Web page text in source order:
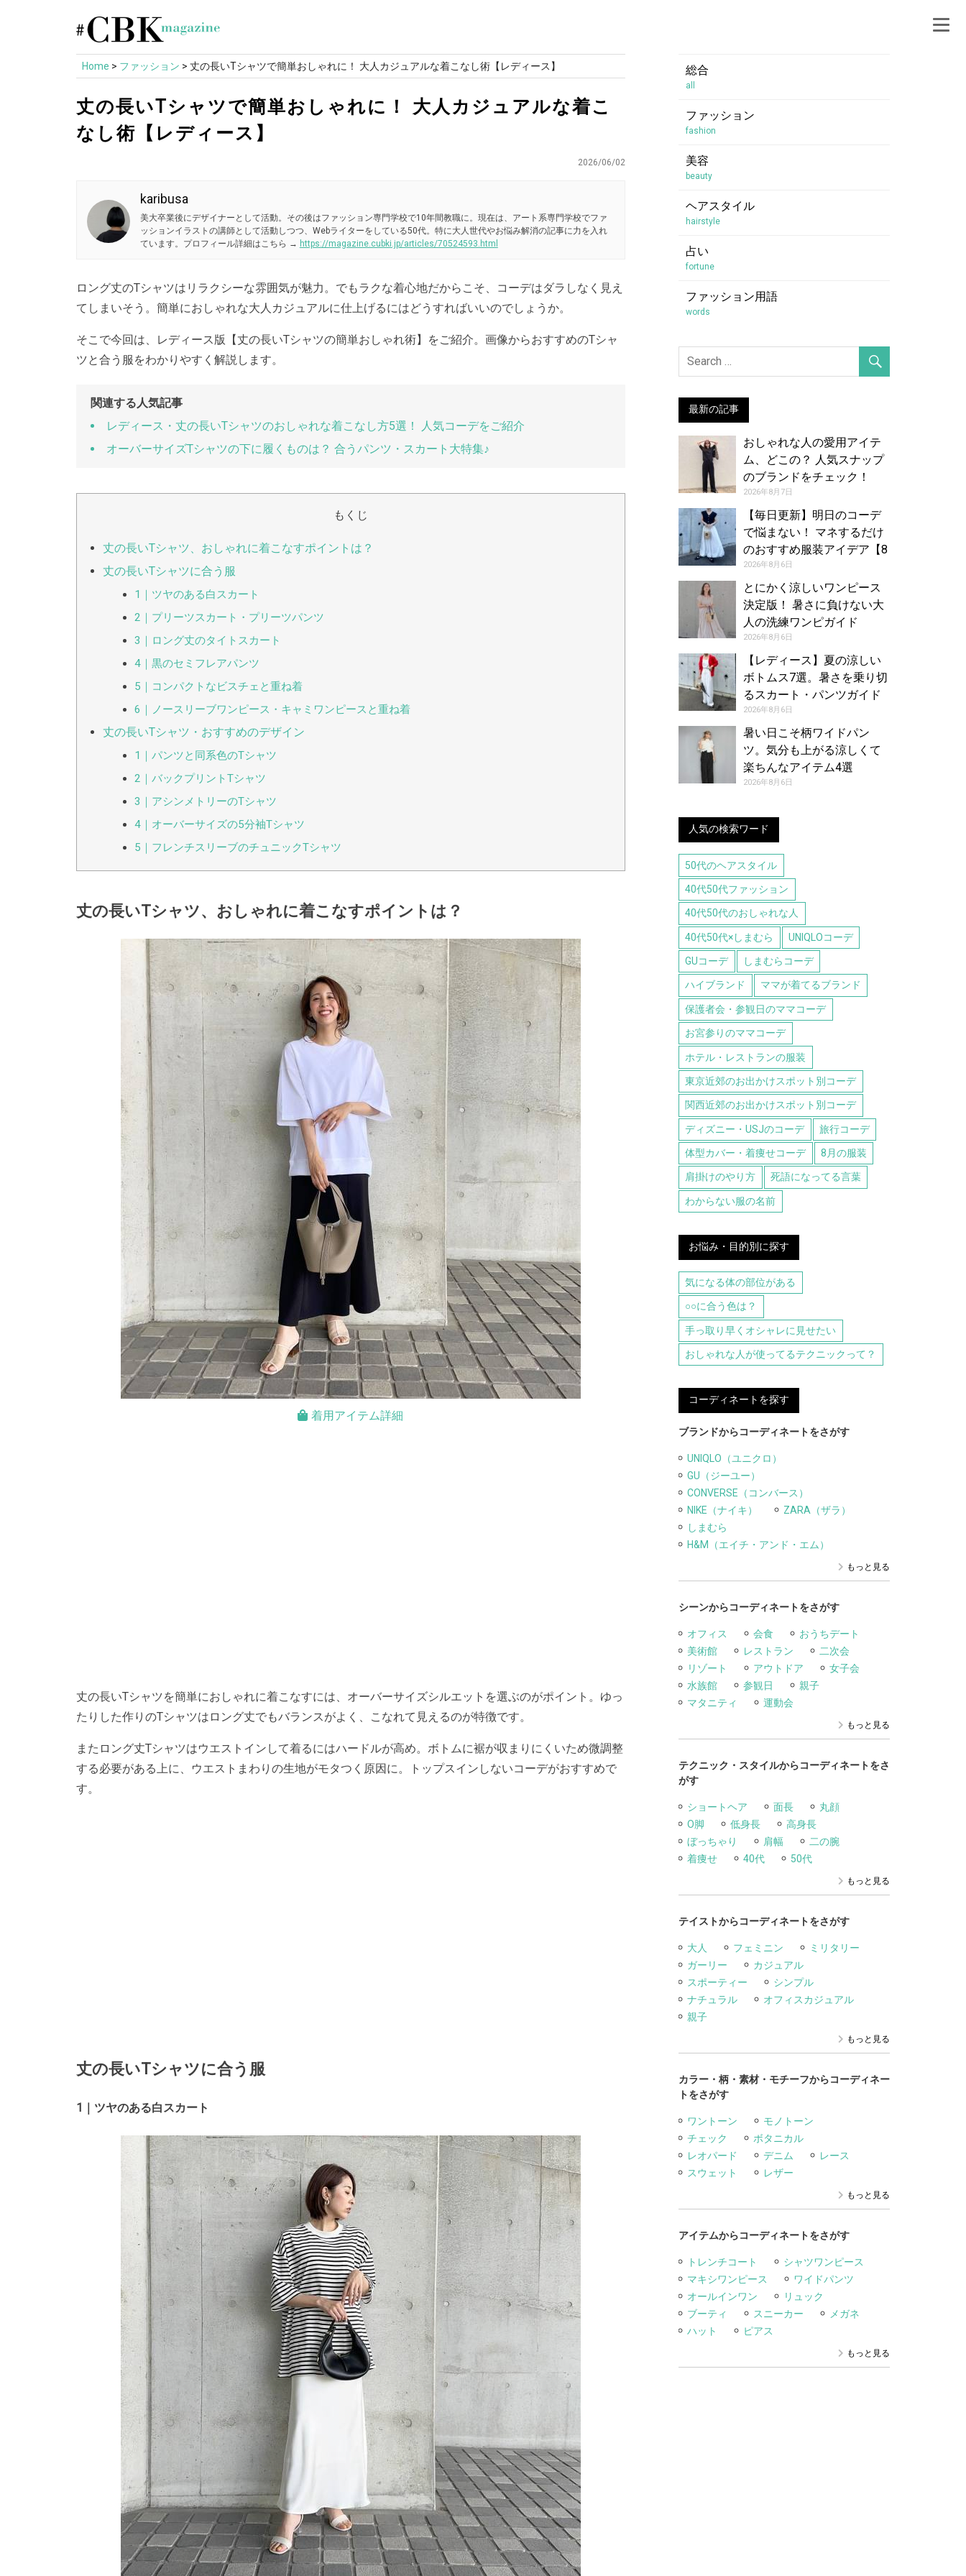
content
Home > ファッション >丈の長いTシャツで簡単おしゃれに！ 大人カジュアルな着こなし術【レディース】
丈の長いTシャツで簡単おしゃれに！ 大人カジュアルな着こ
なし術【レディース】
2026/06/02
karibusa
美大卒業後にデザイナーとして活動。その後はファッション専門学校で10年間教職に。現在は、アート系専門学校でファ
ッションイラストの講師として活動しつつ、Webライターをしている50代。特に大人世代やお悩み解消の記事に力を入れ
ています。プロフィール詳細はこちら → https://magazine.cubki.jp/articles/70524593.html
ロング丈のTシャツはリラクシーな雰囲気が魅力。でもラクな着心地だからこそ、コーデはダラしなく見え
てしまいそう。簡単におしゃれな大人カジュアルに仕上げるにはどうすればいいのでしょうか。
そこで今回は、レディース版【丈の長いTシャツの簡単おしゃれ術】をご紹介。画像からおすすめのTシャ
ツと合う服をわかりやすく解説します。
関連する人気記事
レディース・丈の長いTシャツのおしゃれな着こなし方5選！ 人気コーデをご紹介
オーバーサイズTシャツの下に履くものは？ 合うパンツ・スカート大特集♪
もくじ
丈の長いTシャツ、おしゃれに着こなすポイントは？
丈の長いTシャツに合う服
1｜ツヤのある白スカート
2｜プリーツスカート・プリーツパンツ
3｜ロング丈のタイトスカート
4｜黒のセミフレアパンツ
5｜コンパクトなビスチェと重ね着
6｜ノースリーブワンピース・キャミワンピースと重ね着
丈の長いTシャツ・おすすめのデザイン
1｜パンツと同系色のTシャツ
2｜バックプリントTシャツ
3｜アシンメトリーのTシャツ
4｜オーバーサイズの5分袖Tシャツ
5｜フレンチスリーブのチュニックTシャツ
丈の長いTシャツ、おしゃれに着こなすポイントは？
着用アイテム詳細
丈の長いTシャツを簡単におしゃれに着こなすには、オーバーサイズシルエットを選ぶのがポイント。ゆっ
たりした作りのTシャツはロング丈でもバランスがよく、こなれて見えるのが特徴です。
またロング丈Tシャツはウエストインして着るにはハードルが高め。ボトムに裾が収まりにくいため微調整
する必要がある上に、ウエストまわりの生地がモタつく原因に。トップスインしないコーデがおすすめで
す。
丈の長いTシャツに合う服
1｜ツヤのある白スカート
総合
all
ファッション
fashion
美容
beauty
ヘアスタイル
hairstyle
占い
fortune
ファッション用語
words
最新の記事
おしゃれな人の愛用アイテ
ム、どこの？ 人気スナップ
のブランドをチェック！
（2026年7月27日号）
2026年8月7日
【毎日更新】明日のコーデ
で悩まない！ マネするだけ
のおすすめ服装アイデア【8
月7日夏】
2026年8月6日
とにかく涼しいワンピース
決定版！ 暑さに負けない大
人の洗練ワンピガイド
2026年8月6日
【レディース】夏の涼しい
ボトムス7選。暑さを乗り切
るスカート・パンツガイド
2026年8月6日
暑い日こそ柄ワイドパン
ツ。気分も上がる涼しくて
楽ちんなアイテム4選
2026年8月6日
人気の検索ワード
50代のヘアスタイル
40代50代ファッション
40代50代のおしゃれな人
40代50代×しまむら UNIQLOコーデ
GUコーデ しまむらコーデ
ハイブランド ママが着てるブランド
保護者会・参観日のママコーデ
お宮参りのママコーデ
ホテル・レストランの服装
東京近郊のお出かけスポット別コーデ
関西近郊のお出かけスポット別コーデ
ディズニー・USJのコーデ 旅行コーデ
体型カバー・着痩せコーデ 8月の服装
肩掛けのやり方 死語になってる言葉
わからない服の名前
お悩み・目的別に探す
気になる体の部位がある
○○に合う色は？
手っ取り早くオシャレに見せたい
おしゃれな人が使ってるテクニックって？
コーディネートを探す
ブランドからコーディネートをさがす
UNIQLO（ユニクロ）
GU（ジーユー）
CONVERSE（コンバース）
NIKE（ナイキ）
ZARA（ザラ）
しまむら
H&M（エイチ・アンド・エム）
もっと見る
シーンからコーディネートをさがす
オフィス 会食
おうちデート
美術館
レストラン
二次会
リゾート
アウトドア
女子会
水族館
参観日
親子
マタニティ
運動会
もっと見る
テクニック・スタイルからコーディネートをさ
がす
ショートヘア 面長
丸顔
O脚
低身長
高身長
ぼっちゃり
肩幅
二の腕
着痩せ
40代 50代
もっと見る
テイストからコーディネートをさがす
大人 フェミニン
ミリタリー
ガーリー
カジュアル
スポーティー
シンプル
ナチュラル
オフィスカジュアル
親子
もっと見る
カラー・柄・素材・モチーフからコーディネー
トをさがす
ワントーン
モノトーン
チェック
ボタニカル
レオパード
デニム
レース
スウェット
レザー
もっと見る
アイテムからコーディネートをさがす
トレンチコート
シャツワンピース
マキシワンピース
ワイドパンツ
オールインワン
リュック
ブーティ
スニーカー
メガネ
ハット
ピアス
もっと見る